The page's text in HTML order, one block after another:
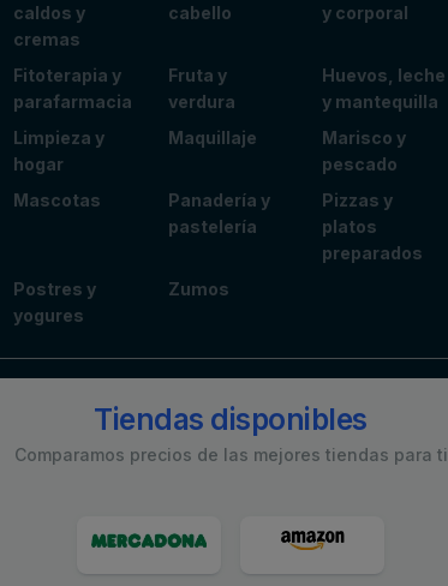
caldos y
cremas
cabello
y corporal
Fitoterapia y
parafarmacia
Fruta y
verdura
Huevos, leche
y mantequilla
Limpieza y
hogar
Maquillaje
Marisco y
pescado
Mascotas
Panadería y
pastelería
Pizzas y
platos
preparados
Postres y
yogures
Zumos
Tiendas disponibles
Comparamos precios de las mejores tiendas para ti